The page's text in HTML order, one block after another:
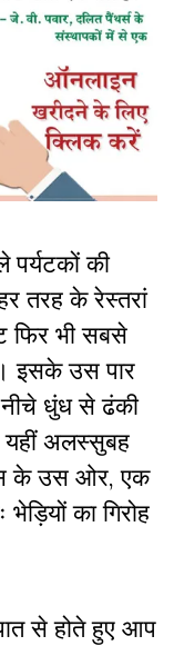
की
तरह के रेस्तरां
फिर भी सबसे
इसके उस पार
नीचे धुंध से ढंकी
यहीं अलस्सुबह
के उस ओर, एक
का गिरोह
से होते हुए आप